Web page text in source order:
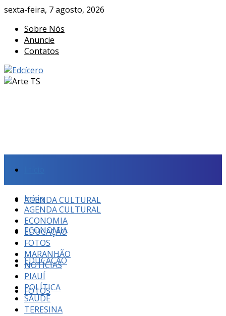
sexta-feira, 7 agosto, 2026
Sobre Nós
Anuncie
Contatos
AGENDA CULTURAL
ECONOMIA
EDUCAÇÃO
FOTOS
Início
AGENDA CULTURAL
ECONOMIA
EDUCAÇÃO
FOTOS
MARANHÃO
NOTÍCIAS
PIAUÍ
POLÍTICA
SAÚDE
TERESINA